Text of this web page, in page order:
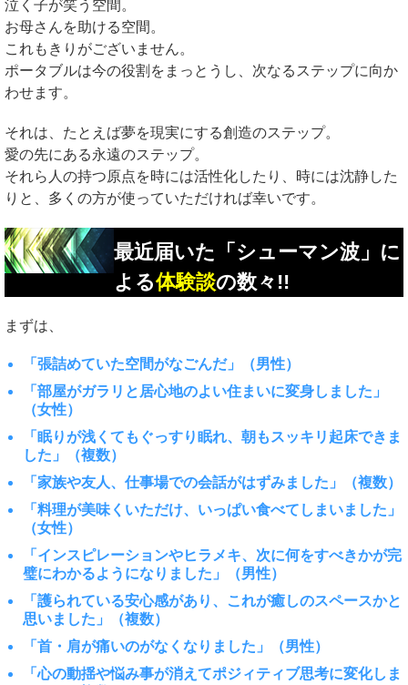
泣く子が笑う空間。
お母さんを助ける空間。
これもきりがございません。
ポータブルは今の役割をまっとうし、次なるステップに向か
わせます。
それは、たとえば夢を現実にする創造のステップ。
愛の先にある永遠のステップ。
それら人の持つ原点を時には活性化したり、時には沈静した
りと、多くの方が使っていただければ幸いです。
最近届いた「シューマン波」に
よる体験談の数々!!
まずは、
「張詰めていた空間がなごんだ」（男性）
「部屋がガラリと居心地のよい住まいに変身しました」
（女性）
「眠りが浅くてもぐっすり眠れ、朝もスッキリ起床できま
した」（複数）
「家族や友人、仕事場での会話がはずみました」（複数）
「料理が美味くいただけ、いっぱい食べてしまいました」
（女性）
「インスピレーションやヒラメキ、次に何をすべきかが完
璧にわかるようになりました」（男性）
「護られている安心感があり、これが癒しのスペースかと
思いました」（複数）
「首・肩が痛いのがなくなりました」（男性）
「心の動揺や悩み事が消えてポジィティブ思考に変化しま